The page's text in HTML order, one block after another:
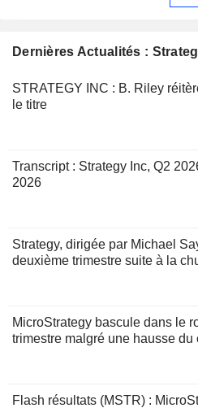
Dernières Actualités :
STRATEGY INC : B. Riley
le titre
Transcript : Strategy Inc, Q2
2026
Strategy, dirigée par Michael
deuxième trimestre suite à la
MicroStrategy bascule dans le
trimestre malgré une hausse du
Flash résultats (MSTR) :